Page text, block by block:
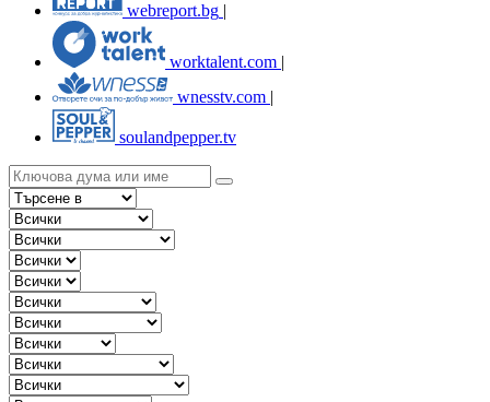
webreport.bg
worktalent.com |
wnesstv.com |
soulandpepper.tv